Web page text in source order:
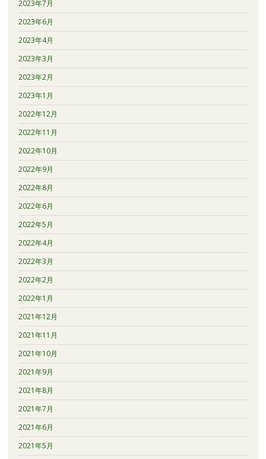
2023年7月
2023年6月
2023年4月
2023年3月
2023年2月
2023年1月
2022年12月
2022年11月
2022年10月
2022年9月
2022年8月
2022年6月
2022年5月
2022年4月
2022年3月
2022年2月
2022年1月
2021年12月
2021年11月
2021年10月
2021年9月
2021年8月
2021年7月
2021年6月
2021年5月